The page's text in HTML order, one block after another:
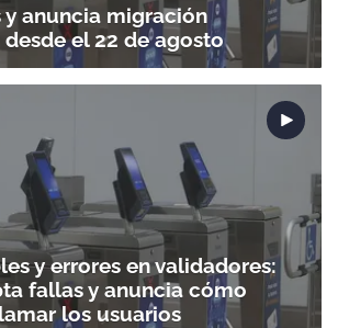
anuncia migración
el 22 de agosto
y errores en validadores:
fallas y anuncia cómo
los usuarios